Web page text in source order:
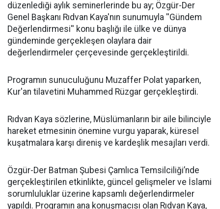
düzenlediği aylık seminerlerinde bu ay; Özgür-Der
Genel Başkanı Rıdvan Kaya'nın sunumuyla ''Gündem
Değerlendirmesi'' konu başlığı ile ülke ve dünya
gündeminde gerçekleşen olaylara dair
değerlendirmeler çerçevesinde gerçekleştirildi.
Programın sunuculuğunu Muzaffer Polat yaparken,
Kur'an tilavetini Muhammed Rüzgar gerçekleştirdi.
Rıdvan Kaya sözlerine, Müslümanların bir aile bilinciyle
hareket etmesinin önemine vurgu yaparak, küresel
kuşatmalara karşı direniş ve kardeşlik mesajları verdi.
Özgür-Der Batman Şubesi Çamlıca Temsilciliği’nde
gerçekleştirilen etkinlikte, güncel gelişmeler ve İslami
sorumluluklar üzerine kapsamlı değerlendirmeler
yapıldı. Programın ana konuşmacısı olan Rıdvan Kaya,